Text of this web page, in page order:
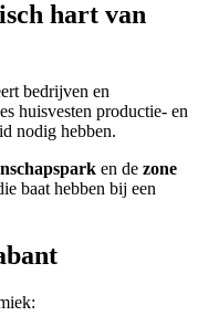
hart van
bedrijven en
huisvesten productie- en
nodig hebben.
en de zone
baat hebben bij een